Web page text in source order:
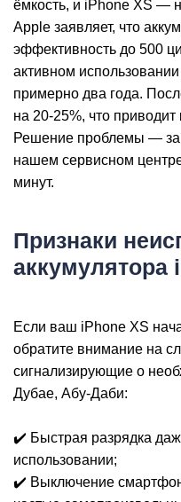
ёмкость, и iPhone XS —
Apple заявляет, что
эффективность до 500
активном
примерно два года.
на 20-25%, что
Решение проблемы —
нашем сервисном
минут.
Признаки
аккумулятора
Если ваш iPhone XS
обратите внимание на
сигнализирующие о
Дубае, Абу-Даби:
✔️ Быстрая разрядка
использовании;
✔️ Выключение